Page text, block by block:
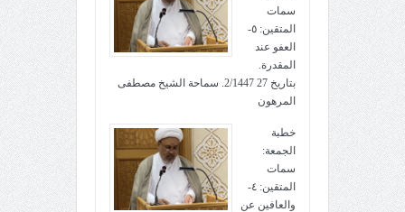
سمات
المتقين: ٥-
العفو عند
المقدرة.
بتاريخ 27 2/1447. سماحة الشيخ مصطفى
المرهون
خطبة
الجمعة:
سمات
المتقين: ٤-
والعافين عن